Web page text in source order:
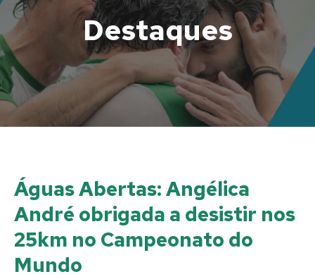
Destaques
Águas Abertas: Angélica
André obrigada a desistir nos
25km no Campeonato do
Mundo